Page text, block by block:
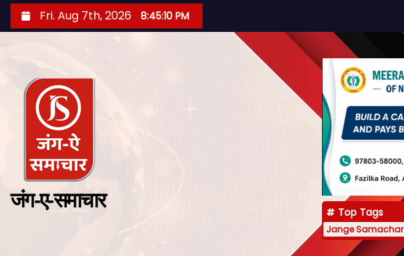
Fri. Aug 7th, 2026 8:45:11 PM
जंग-ए-समाचार
Top Tags
Jange Samachar